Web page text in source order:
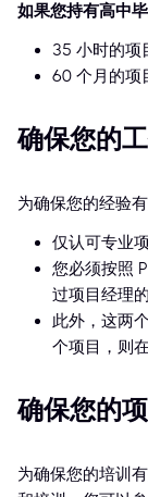
如果您持有高中
35 小时的项
60 个月的项
确保您的
为确保您的经验
仅认可专业
您必须按照
过项目经理的
此外，这两
个项目，则
确保您的
为确保您的培训